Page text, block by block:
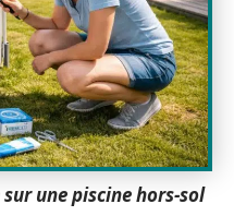
une piscine hors-sol